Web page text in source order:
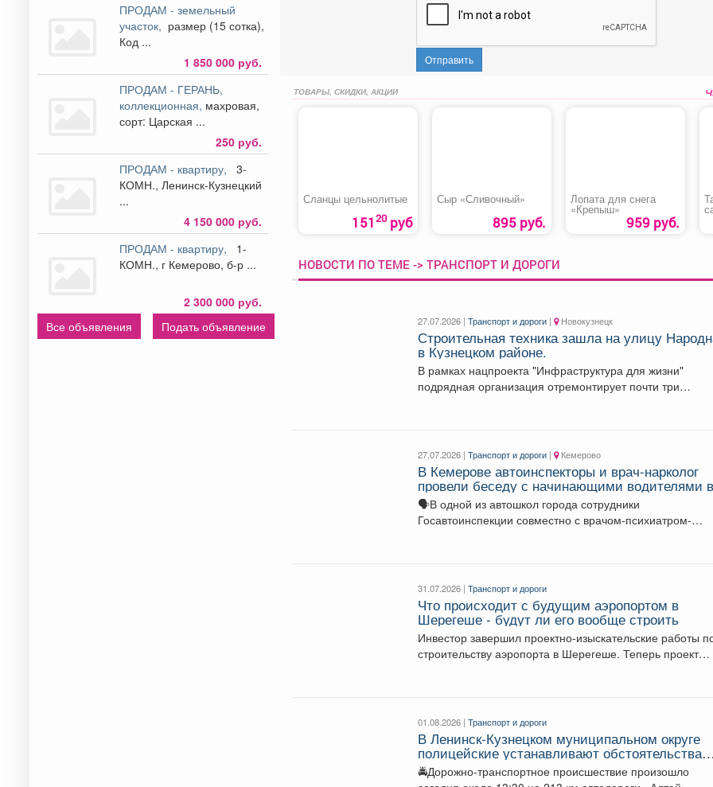
ПРОДАМ - земельный
участок, размер (15 сотка),
Код ...
1 850 000 руб.
ПРОДАМ - ГЕРАНЬ,
коллекционная, махровая,
сорт: Царская ...
250 руб.
ПРОДАМ - квартиру,
3-
КОМН., Ленинск-Кузнецкий
...
4 150 000 руб.
ПРОДАМ - квартиру,
1-
КОМН., г Кемерово, б-р ...
2 300 000 руб.
Все объявления
Подать объявление
Отправить
ТОВАРЫ, СКИДКИ, АКЦИИ
Сланцы цельнолитые
15120руб
Сыр «Сливочный»
895 руб.
Лопата для снега
«Крепыш»
959 руб.
НОВОСТИ ПО ТЕМЕ -> ТРАНСПОРТ И ДОРОГИ
27.07.2026 |Транспорт и дороги | Новокузнецк
Строительная техника зашла на улицу
в Кузнецком районе.
В рамках нацпроекта "Инфраструктура для жизни"
подрядная организация отремонтирует почти три
27.07.2026 |Транспорт и дороги | Кемерово
В Кемерове автоинспекторы и врач-нарколог
провели беседу с начинающими водителями в
автошколе.
🗣В одной из автошкол города сотрудники
Госавтоинспекции совместно с врачом-психиатром-
31.07.2026 |Транспорт и дороги
Что происходит с будущим аэропортом в
Шерегеше - будут ли его вообще строить
Инвестор завершил проектно-изыскательские работы
строительству аэропорта в Шерегеше. Теперь проект
01.08.2026 |Транспорт и дороги
В Ленинск-Кузнецком муниципальном округе
полицейские устанавливают обстоятельства
ДТП, в котором погибли 3 человека и
несовершеннолетняя
🚔Дорожно-транспортное происшествие произошло